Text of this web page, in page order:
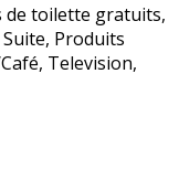
de toilette gratuits,
Suite, Produits
, Television,